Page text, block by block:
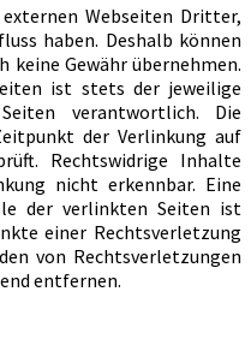
Webseiten Dritter,
haben. Deshalb können
keine Gewähr übernehmen.
ist stets der jeweilige
verantwortlich. Die
der Verlinkung auf
Rechtswidrige Inhalte
nicht erkennbar. Eine
der verlinkten Seiten ist
einer Rechtsverletzung
von Rechtsverletzungen
entfernen.